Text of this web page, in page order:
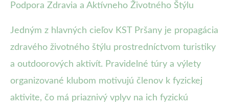
Podpora Zdravia a Aktívneho Životného Štýlu
Jedným z hlavných cieľov KST Pršany je propagácia
zdravého životného štýlu prostredníctvom turistiky
a outdoorových aktivít. Pravidelné túry a výlety
organizované klubom motivujú členov k fyzickej
aktivite, čo má priaznivý vplyv na ich fyzickú